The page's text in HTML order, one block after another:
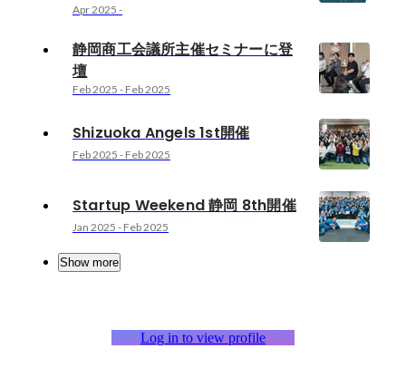
Apr 2025 -
静岡商工会議所主催セミナーに登
壇
Feb 2025 - Feb 2025
Shizuoka Angels 1st開催
Feb 2025 - Feb 2025
Startup Weekend 静岡 8th開催
Jan 2025 - Feb 2025
Show more
Log in to view profile